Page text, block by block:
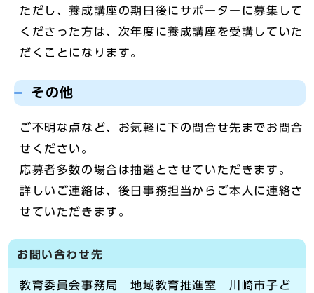
ただし、養成講座の期日後にサポーターに募集して
くださった方は、次年度に養成講座を受講していた
だくことになります。
その他
ご不明な点など、お気軽に下の問合せ先までお問合
せください。
応募者多数の場合は抽選とさせていただきます。
詳しいご連絡は、後日事務担当からご本人に連絡さ
せていただきます。
お問い合わせ先
教育委員会事務局 地域教育推進室 川崎市子ど